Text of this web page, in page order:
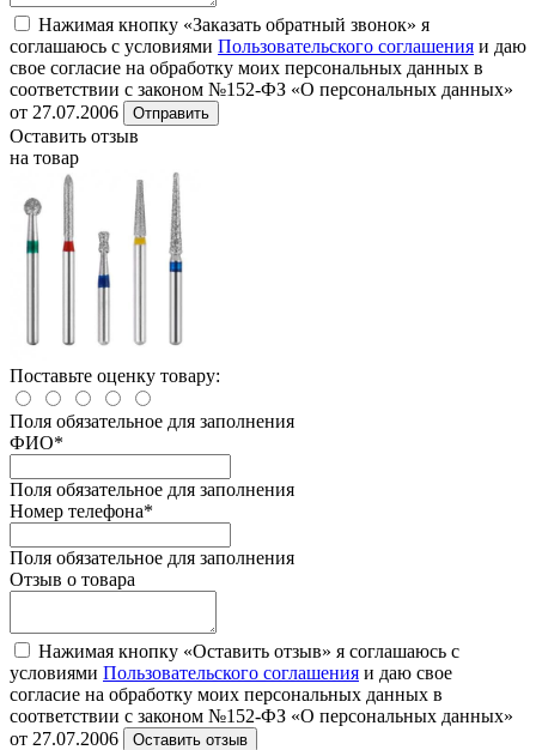
Нажимая кнопку «Заказать обратный звонок» я
соглашаюсь с условиями Пользовательского соглашения и даю
свое согласие на обработку моих персональных данных в
соответствии с законом №152-ФЗ «О персональных данных»
от 27.07.2006
Отправить
Оставить отзыв
на товар
Поставьте оценку товару:
Поля обязательное для заполнения
ФИО*
Поля обязательное для заполнения
Номер телефона*
Поля обязательное для заполнения
Отзыв о товара
Нажимая кнопку «Оставить отзыв» я соглашаюсь с
условиями Пользовательского соглашения и даю свое
согласие на обработку моих персональных данных в
соответствии с законом №152-ФЗ «О персональных данных»
от 27.07.2006
Оставить отзыв